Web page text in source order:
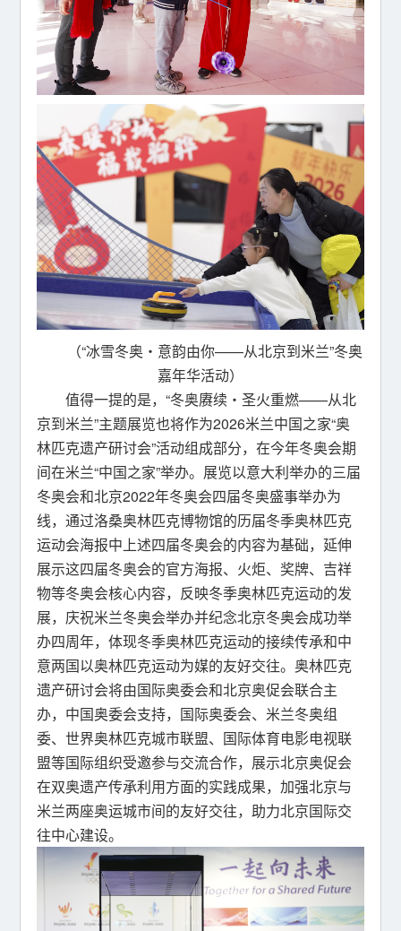
（“冰雪冬奥・意韵由你——从北京到米兰”冬奥
嘉年华活动）
值得一提的是，“冬奥赓续・圣火重燃——从北
京到米兰”主题展览也将作为2026米兰中国之家“奥
林匹克遗产研讨会”活动组成部分，在今年冬奥会期
间在米兰“中国之家”举办。展览以意大利举办的三届
冬奥会和北京2022年冬奥会四届冬奥盛事举办为
线，通过洛桑奥林匹克博物馆的历届冬季奥林匹克
运动会海报中上述四届冬奥会的内容为基础，延伸
展示这四届冬奥会的官方海报、火炬、奖牌、吉祥
物等冬奥会核心内容，反映冬季奥林匹克运动的发
展，庆祝米兰冬奥会举办并纪念北京冬奥会成功举
办四周年，体现冬季奥林匹克运动的接续传承和中
意两国以奥林匹克运动为媒的友好交往。奥林匹克
遗产研讨会将由国际奥委会和北京奥促会联合主
办，中国奥委会支持，国际奥委会、米兰冬奥组
委、世界奥林匹克城市联盟、国际体育电影电视联
盟等国际组织受邀参与交流合作，展示北京奥促会
在双奥遗产传承利用方面的实践成果，加强北京与
米兰两座奥运城市间的友好交往，助力北京国际交
往中心建设。